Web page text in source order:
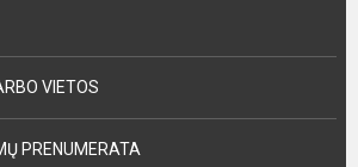
VIETOS
PRENUMERATA